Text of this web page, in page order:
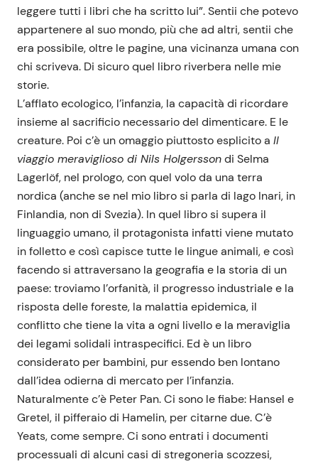
leggere tutti i libri che ha scritto lui”. Sentii che potevo
appartenere al suo mondo, più che ad altri, sentii che
era possibile, oltre le pagine, una vicinanza umana con
chi scriveva. Di sicuro quel libro riverbera nelle mie
storie.
L’afflato ecologico, l’infanzia, la capacità di ricordare
insieme al sacrificio necessario del dimenticare. E le
creature. Poi c’è un omaggio piuttosto esplicito a Il
viaggio meraviglioso di Nils Holgerssondi Selma
Lagerlöf, nel prologo, con quel volo da una terra
nordica (anche se nel mio libro si parla di lago Inari, in
Finlandia, non di Svezia). In quel libro si supera il
linguaggio umano, il protagonista infatti viene mutato
in folletto e così capisce tutte le lingue animali, e così
facendo si attraversano la geografia e la storia di un
paese: troviamo l’orfanità, il progresso industriale e la
risposta delle foreste, la malattia epidemica, il
conflitto che tiene la vita a ogni livello e la meraviglia
dei legami solidali intraspecifici. Ed è un libro
considerato per bambini, pur essendo ben lontano
dall’idea odierna di mercato per l’infanzia.
Naturalmente c’è Peter Pan. Ci sono le fiabe: Hansel e
Gretel, il pifferaio di Hamelin, per citarne due. C’è
Yeats, come sempre. Ci sono entrati i documenti
processuali di alcuni casi di stregoneria scozzesi,